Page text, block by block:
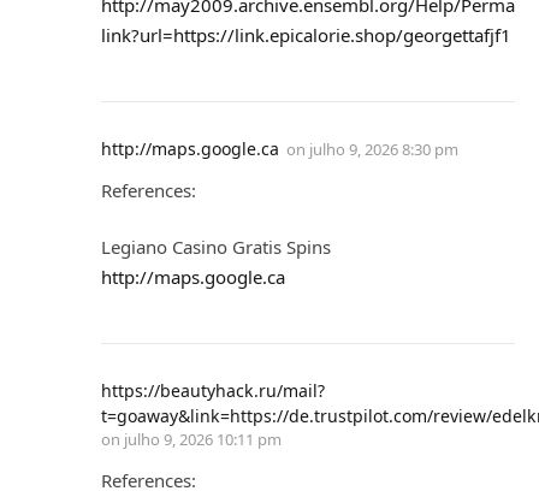
link?url=https://link.epicalorie.shop/georgettafjf1
http://maps.google.ca on julho 9, 2026 8:30 pm
References:
Legiano Casino Gratis Spins
http://maps.google.ca
https://beautyhack.ru/mail?
t=goaway&link=https://de.trustpilot.com/review/
on julho 9, 2026 10:11 pm
References: